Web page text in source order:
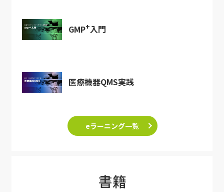
GMP+入門
医療機器QMS実践
eラーニング一覧
書籍